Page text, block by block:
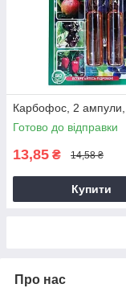
Карбофос, 2
Готово до відправки
13,85 ₴ 14,58 ₴
Купити
Про нас